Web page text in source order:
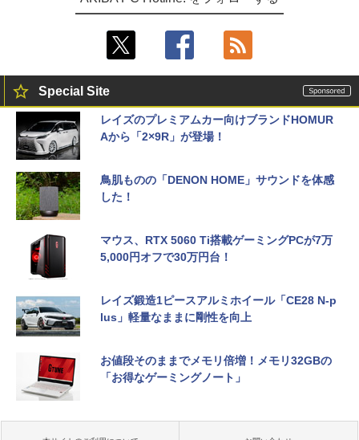
Special Site
レイズのプレミアムカー向けブランドHOMUR
Aから「2×9R」が登場！
鳥肌ものの「DENON HOME」サウンドを体感
した！
マウス、RTX 5060 Ti搭載ゲーミングPCが7万
5,000円オフで30万円台！
レイズ鍛造1ピースアルミホイール「CE28 N-p
lus」軽量なままに剛性を向上
お値段そのままでメモリ倍増！メモリ32GBの
「お得なゲーミングノート」